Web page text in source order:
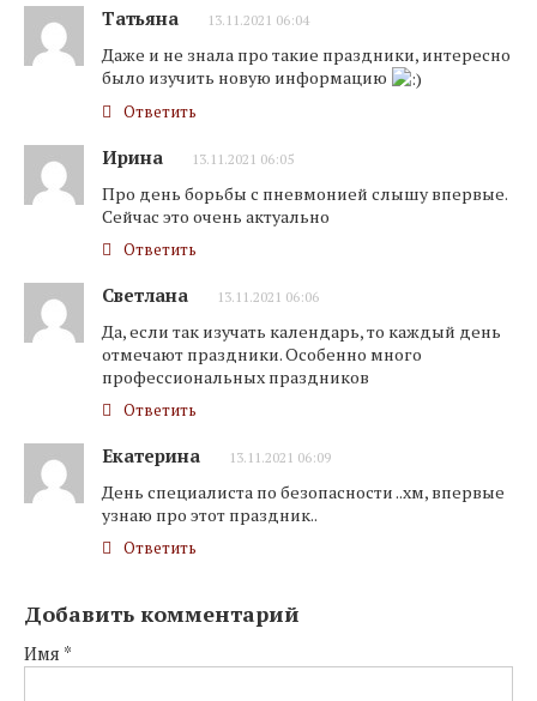
Татьяна 13.11.2021 06:04
Даже и не знала про такие праздники, интересно
было изучить новую информацию
Ответить
Ирина 13.11.2021 06:05
Про день борьбы с пневмонией слышу впервые.
Сейчас это очень актуально
Ответить
Светлана 13.11.2021 06:06
Да, если так изучать календарь, то каждый день
отмечают праздники. Особенно много
профессиональных праздников
Ответить
Екатерина 13.11.2021 06:09
День специалиста по безопасности ..хм, впервые
узнаю про этот праздник..
Ответить
Добавить комментарий
Имя *